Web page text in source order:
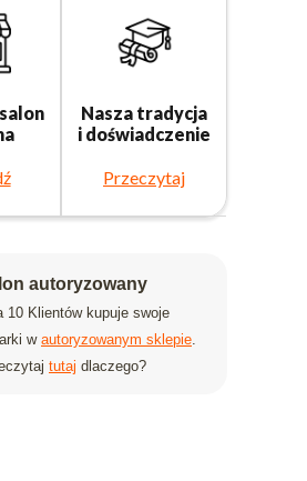
Nasza tradycja
i doświadczenie
Przeczytaj
autoryzowany
10 Klientów kupuje swoje
w autoryzowanym sklepie.
tutaj dlaczego?